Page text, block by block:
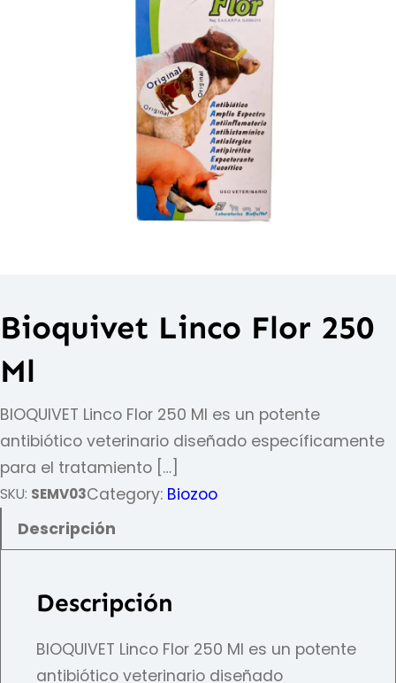
Bioquivet Linco Flor 250
Ml
BIOQUIVET Linco Flor 250 Ml es un potente
antibiótico veterinario diseñado específicamente
para el tratamiento […]
SKU: SEMV03Category: Biozoo
Descripción
Descripción
BIOQUIVET Linco Flor 250 Ml es un potente
antibiótico veterinario diseñado